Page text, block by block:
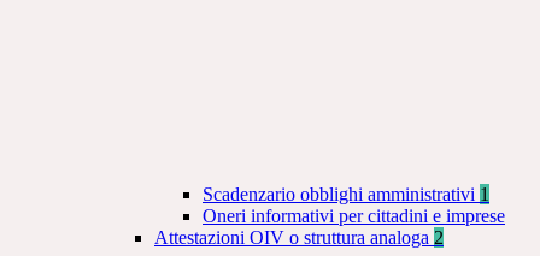
Scadenzario obblighi amministrativi 1
Oneri informativi per cittadini e imprese
Attestazioni OIV o struttura analoga 2